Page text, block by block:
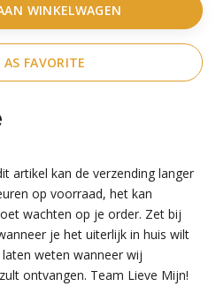
WINKELWAGEN
AS FAVORITE
artikel kan de verzending langer
op voorraad, het kan
wachten op je order. Zet bij
je het uiterlijk in huis wilt
weten wanneer wij
ontvangen. Team Lieve Mijn!